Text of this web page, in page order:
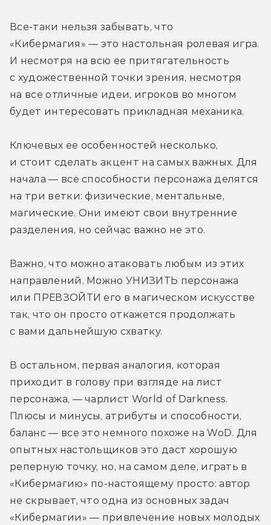
Все-таки нельзя забывать, что
«Кибермагия» — это настольная ролевая игра.
И несмотря на всю ее притягательность
с художественной точки зрения, несмотря
на все отличные идеи, игроков во многом
будет интересовать прикладная механика.
Ключевых ее особенностей несколько,
и стоит сделать акцент на самых важных. Для
начала — все способности персонажа делятся
на три ветки: физические, ментальные,
магические. Они имеют свои внутренние
разделения, но сейчас важно не это.
Важно, что можно атаковать любым из этих
направлений. Можно УНИЗИТЬ персонажа
или ПРЕВЗОЙТИ его в магическом искусстве
так, что он просто откажется продолжать
с вами дальнейшую схватку.
В остальном, первая аналогия, которая
приходит в голову при взгляде на лист
персонажа, — чарлист World of Darkness.
Плюсы и минусы, атрибуты и способности,
баланс — все это немного похоже на WoD. Для
опытных настольщиков это даст хорошую
реперную точку, но, на самом деле, играть в
«Кибермагию» по-настоящему просто: автор
не скрывает, что одна из основных задач
«Кибермагии» — привлечение новых молодых